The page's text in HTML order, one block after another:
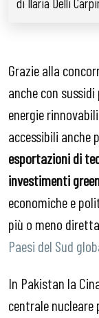
Grazie alla
anche con
energie
accessibili anche
esportazioni di
investimenti
economiche e
più o meno
Paesi del Sud
In Pakistan la
centrale nucleare